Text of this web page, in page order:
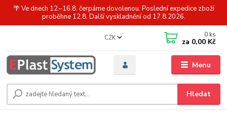
🌴 Ve dnech 12.–16.8. čerpáme dovolenou. Poslední expedice zboží
proběhne 12.8. Další vyskladnění od 17.8.2026.
Menu
CZK
Hledat
0 ks
za 0,00 Kč